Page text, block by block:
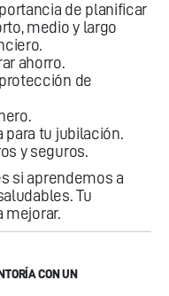
de planificar
medio y largo
ahorro.
de
para tu jubilación.
y seguros.
si aprendemos a
Tu
mejorar.
CON UN